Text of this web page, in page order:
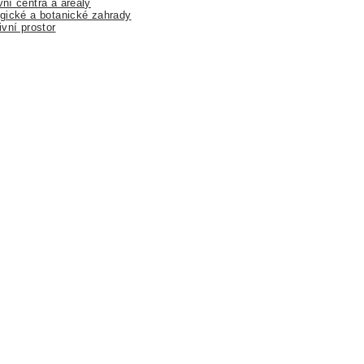
centra a areály
a botanické zahrady
prostor